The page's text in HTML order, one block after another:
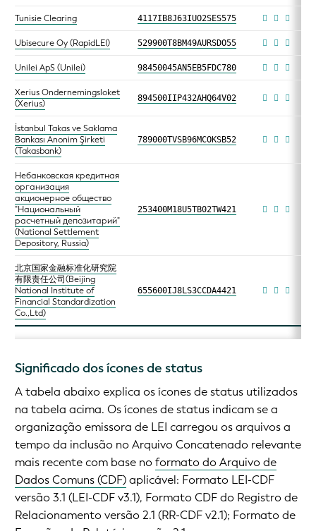
Tunisie Clearing 4117IB8J63IUO2SES575
Ubisecure Oy (RapidLEI) 529900T8BM49AURSDO55
Unilei ApS (Unilei) 98450045AN5EB5FDC780
Xerius Ondernemingsloket
(Xerius)
894500IIP432AHQ64V02
İstanbul Takas ve Saklama
Bankası Anonim Şirketi
(Takasbank)
789000TVSB96MCOKSB52
Небанковская кредитная
организация
акционерное общество
"Национальный
расчетный депозитарий"
(National Settlement
Depository, Russia)
253400M18U5TB02TW421
北京国家金融标准化研究院
有限责任公司(Beijing
National Institute of
Financial Standardization
Co.,Ltd)
655600IJ8LS3CCDA4421
Significado dos ícones de status
A tabela abaixo explica os ícones de status utilizados
na tabela acima. Os ícones de status indicam se a
organização emissora de LEI carregou os arquivos a
tempo da inclusão no Arquivo Concatenado relevante
mais recente com base noformato do Arquivo de
Dados Comuns (CDF)aplicável: Formato LEI-CDF
versão 3.1 (LEI-CDF v3.1), Formato CDF do Registro de
Relacionamento versão 2.1 (RR-CDF v2.1); Formato de